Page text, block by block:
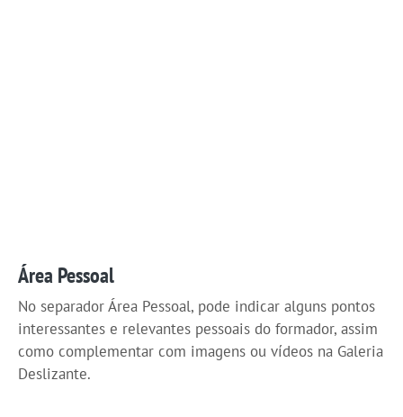
Área Pessoal
No separador Área Pessoal, pode indicar alguns pontos
interessantes e relevantes pessoais do formador, assim
como complementar com imagens ou vídeos na Galeria
Deslizante.